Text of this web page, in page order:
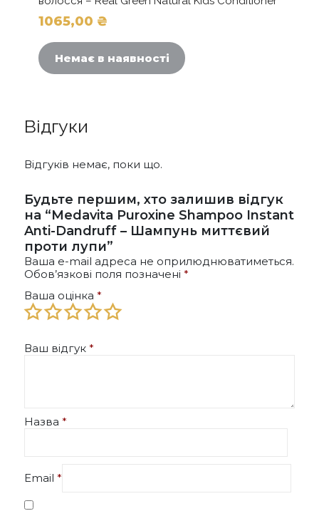
1065,00 ₴
Немає в наявності
Відгуки
Відгуків немає, поки що.
Будьте першим, хто залишив відгук
на “Medavita Puroxine Shampoo Instant
Anti-Dandruff – Шампунь миттєвий
проти лупи”
Ваша e-mail адреса не оприлюднюватиметься.
Обов’язкові поля позначені *
Ваша оцінка *
Ваш відгук *
Назва *
Email *